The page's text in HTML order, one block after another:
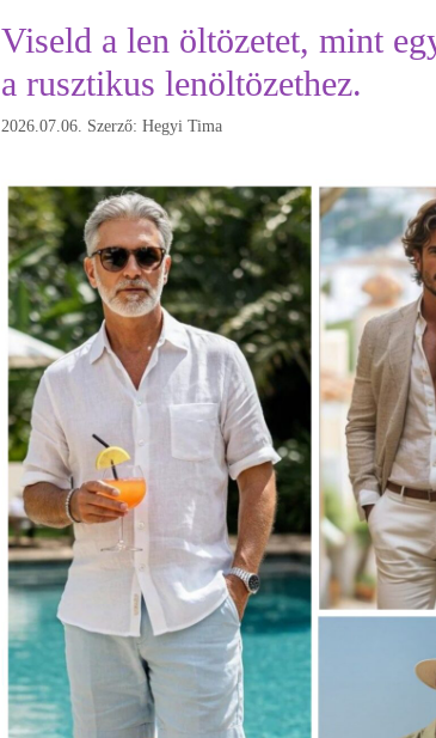
Viseld a len öltözetet, mint
a rusztikus lenöltözethez.
2026.07.06. Szerző: Hegyi Tima